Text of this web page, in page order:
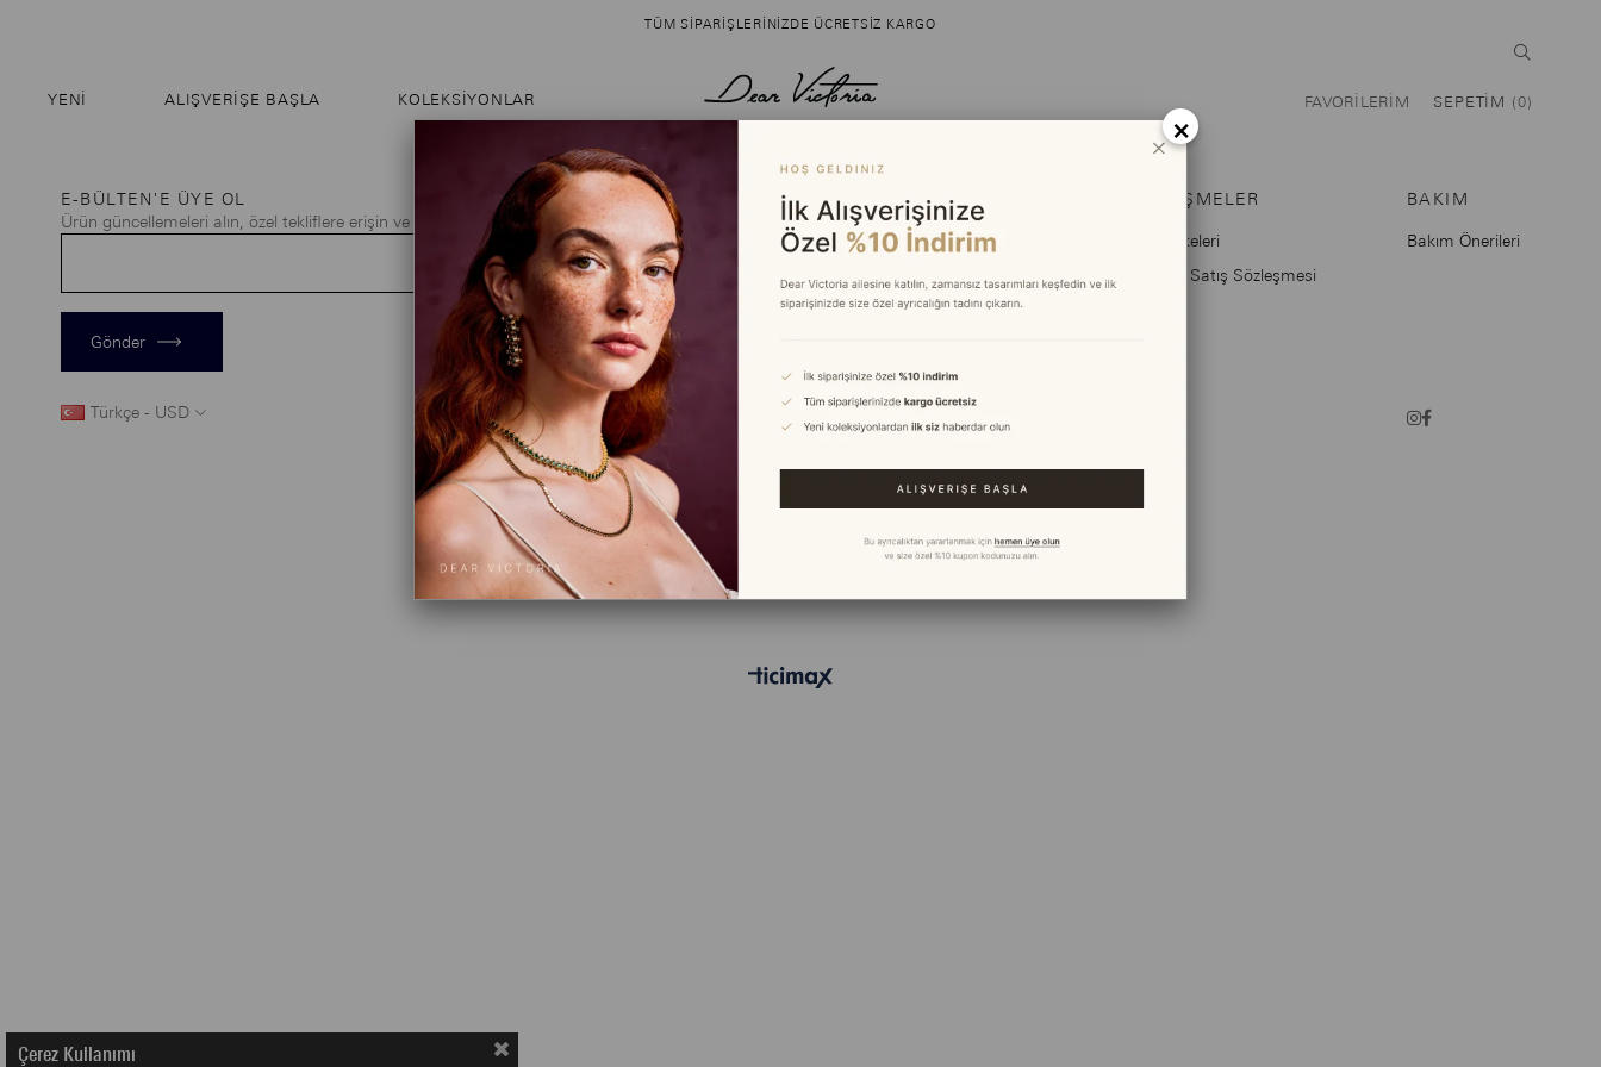
TÜM SIPARIŞLERINIZDE ÜCRETSIZ KARGO
YENI ALIŞVERIŞE BAŞLA KOLEKSİYONLAR SEPETIM 0
FAVORILERIM
E-BÜLTEN'E ÜYE OL
Ürün güncellemeleri alın, özel tekliflere erişin ve daha fazlasını keşfedin.
Gönder
Türkçe - USD
MARKAMIZ
Hikayemiz
Bize Ulaşın
YARDIM
İletişim
İade ve Teslimat
SÖZLEŞMELER
Gizlilik İlkeleri
Mesafeli Satış Sözleşmesi
BAKIM
Bakım Önerileri
© 2024 - dearvictoriajewelry.com
Çerez Kullanımı
×